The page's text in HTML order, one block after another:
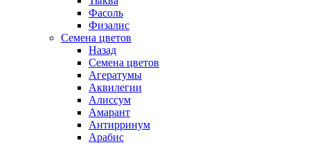
Фасоль
Физалис
Семена цветов
Назад
Семена цветов
Агератумы
Аквилегии
Алиссум
Амарант
Антирринум
Арабис